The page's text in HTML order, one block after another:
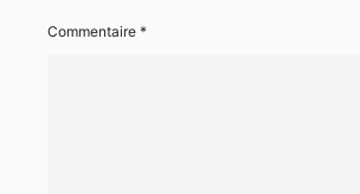
Commentaire *